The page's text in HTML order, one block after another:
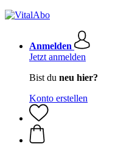
Anmelden
Jetzt anmelden
Bist du neu hier?
Konto erstellen